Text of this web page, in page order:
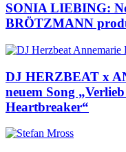
SONIA LIEBING:
BRÖTZMANN
DJ HERZBEAT x
neuem Song
Heartbreaker“